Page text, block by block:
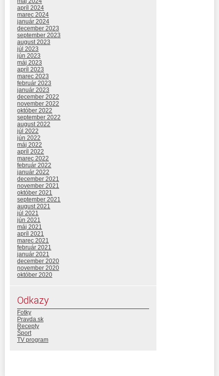
apríl 2024
marec 2024
január 2024
december 2023
september 2023
august 2023
júl 2023
jún 2023
máj 2023
apríl 2023
marec 2023
február 2023
január 2023
december 2022
november 2022
október 2022
september 2022
august 2022
júl 2022
jún 2022
máj 2022
apríl 2022
marec 2022
február 2022
január 2022
december 2021
november 2021
október 2021
september 2021
august 2021
júl 2021
jún 2021
máj 2021
apríl 2021
marec 2021
február 2021
január 2021
december 2020
november 2020
október 2020
Odkazy
Fotky
Pravda.sk
Recepty
Šport
TV program